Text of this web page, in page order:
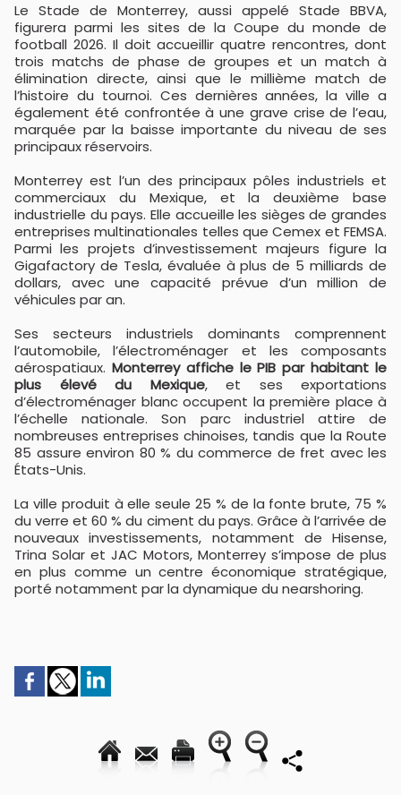
Le Stade de Monterrey, aussi appelé Stade BBVA,
figurera parmi les sites de la Coupe du monde de
football 2026. Il doit accueillir quatre rencontres, dont
trois matchs de phase de groupes et un match à
élimination directe, ainsi que le millième match de
l’histoire du tournoi. Ces dernières années, la ville a
également été confrontée à une grave crise de l’eau,
marquée par la baisse importante du niveau de ses
principaux réservoirs.
Monterrey est l’un des principaux pôles industriels et
commerciaux du Mexique, et la deuxième base
industrielle du pays. Elle accueille les sièges de grandes
entreprises multinationales telles que Cemex et FEMSA.
Parmi les projets d’investissement majeurs figure la
Gigafactory de Tesla, évaluée à plus de 5 milliards de
dollars, avec une capacité prévue d’un million de
véhicules par an.
Ses secteurs industriels dominants comprennent
l’automobile, l’électroménager et les composants
aérospatiaux. Monterrey affiche le PIB par habitant le
plus élevé du Mexique, et ses exportations
d’électroménager blanc occupent la première place à
l’échelle nationale. Son parc industriel attire de
nombreuses entreprises chinoises, tandis que la Route
85 assure environ 80 % du commerce de fret avec les
États-Unis.
La ville produit à elle seule 25 % de la fonte brute, 75 %
du verre et 60 % du ciment du pays. Grâce à l’arrivée de
nouveaux investissements, notamment de Hisense,
Trina Solar et JAC Motors, Monterrey s’impose de plus
en plus comme un centre économique stratégique,
porté notamment par la dynamique du nearshoring.